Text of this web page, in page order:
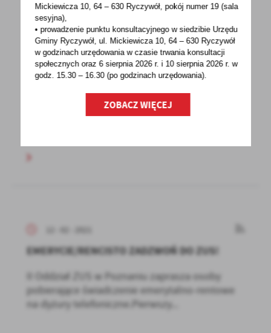
15 - 02 - 2021
DODATKOWY ZASIŁEK OPIEKUŃCZY
WYDŁUŻONY DO 28 LUTEGO
Zakład Ubezpieczeń Społecznych informuje, iż
dodatkowy zasiłek opiekuńczy został
EMERYCIE/RENCISTO ZADZWOŃ DO ZUS!
II Oddział ZUS w Poznaniu zaprasza osoby
pobierające świadczenie emerytalno-rentowe
na dyżury telefoniczne.Pierwszy...
Mickiewicza 10, 64 – 630 Ryczywół, pokójnumer 19 (sala
sesyjna),
• prowadzenie punktu konsultacyjnego w siedzibie Urzędu
Gminy Ryczywół, ul. Mickiewicza 10, 64 – 630 Ryczywół
w godzinachurzędowania w czasie trwania konsultacji
społecznych oraz 6 sierpnia 2026 r. i 10 sierpnia 2026 r. w
godz. 15.30 – 16.30 (po godzinachurzędowania).
ZOBACZ WIĘCEJ